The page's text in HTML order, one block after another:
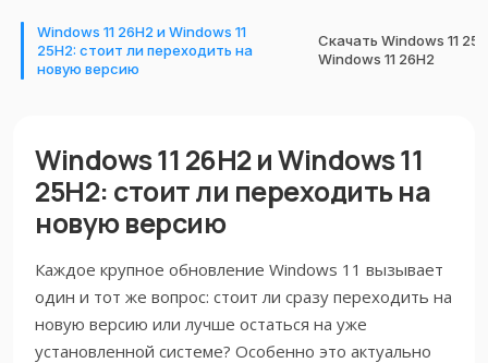
Windows 11 26H2 и Windows 11
25H2: стоит ли переходить на
новую версию
Скачать Windows 11
Windows 11 26H2
Windows 11 26H2 и Windows 11
25H2: стоит ли переходить на
новую версию
Каждое крупное обновление Windows 11 вызывает
один и тот же вопрос: стоит ли сразу переходить на
новую версию или лучше остаться на уже
установленной системе? Особенно это актуально